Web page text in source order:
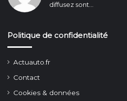
diffusez sont...
Politique de confidentialité
Actuauto.fr
Contact
Cookies & données